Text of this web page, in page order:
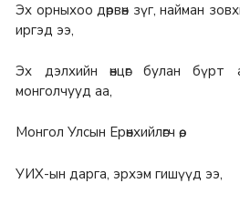
Эх орныхоо дөрвөн зүг, найман
иргэд ээ,
Эх дэлхийн өнцөг булан бүрт
монголчууд аа,
Монгол Улсын Ерөнхийлөгч өө,
УИХ-ын дарга, эрхэм гишүүд ээ,